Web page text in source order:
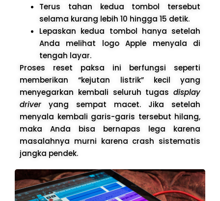
Terus tahan kedua tombol tersebut
selama kurang lebih 10 hingga 15 detik.
Lepaskan kedua tombol hanya setelah
Anda melihat logo Apple menyala di
tengah layar.
Proses reset paksa ini berfungsi seperti
memberikan “kejutan listrik” kecil yang
menyegarkan kembali seluruh tugas display
driver yang sempat macet. Jika setelah
menyala kembali garis-garis tersebut hilang,
maka Anda bisa bernapas lega karena
masalahnya murni karena crash sistematis
jangka pendek.